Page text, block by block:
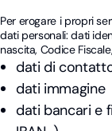
Per erogare i propri
dati personali: dati
nascita, Codice
dati di
dati immagine
dati bancari e